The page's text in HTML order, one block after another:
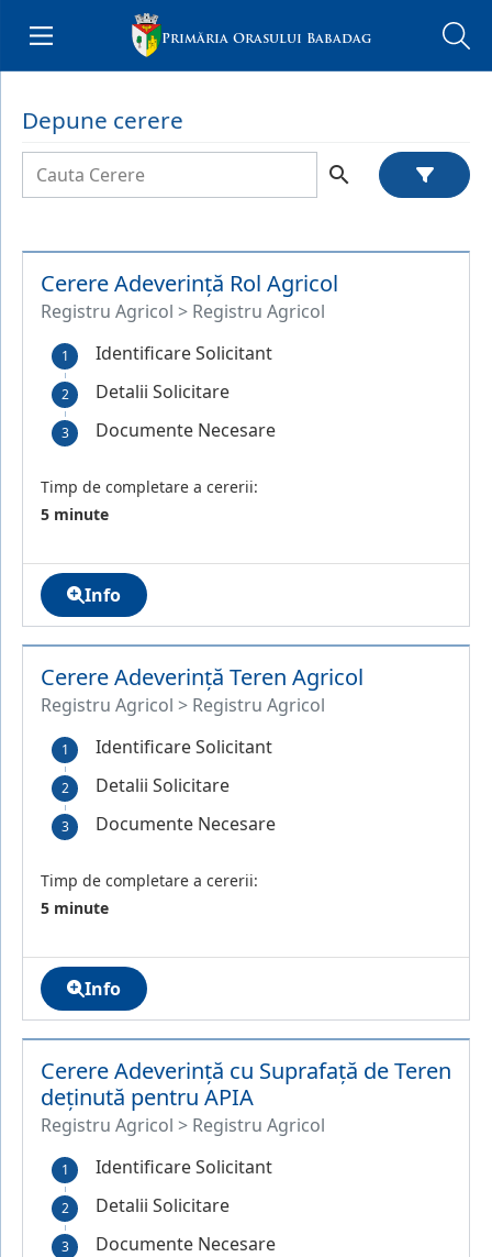
Primăria Orasului Babadag
Menu
Depune cerere
search
Cerere Adeverință Rol Agricol
Registru Agricol > Registru Agricol
Identificare Solicitant
Detalii Solicitare
Documente Necesare
Timp de completare a cererii:
5 minute
Info
Cerere Adeverință Teren Agricol
Registru Agricol > Registru Agricol
Identificare Solicitant
Detalii Solicitare
Documente Necesare
Timp de completare a cererii:
5 minute
Info
Cerere Adeverință cu Suprafață de Teren
deținută pentru APIA
Registru Agricol > Registru Agricol
Identificare Solicitant
Detalii Solicitare
Documente Necesare